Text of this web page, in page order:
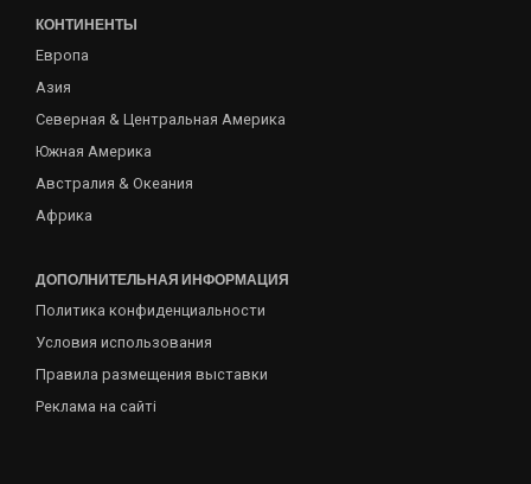
КОНТИНЕНТЫ
Европа
Азия
Северная & Центральная Америка
Южная Америка
Австралия & Океания
Африка
ДОПОЛНИТЕЛЬНАЯ ИНФОРМАЦИЯ
Политика конфиденциальности
Условия использования
Правила размещения выставки
Реклама на сайті